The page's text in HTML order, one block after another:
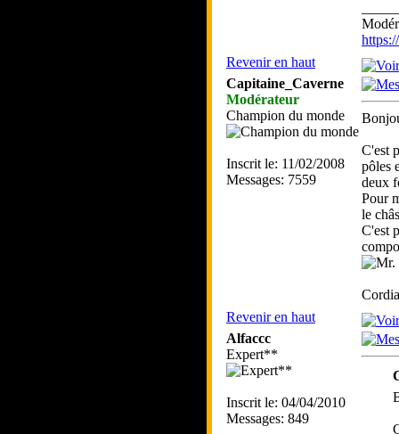
Revenir en haut
Capitaine_Caverne
Modérateur
Champion du monde
Inscrit le: 11/02/2008
Messages: 7559
C'est
pôles
deux
Pour
le
C'est
Revenir en haut
Alfaccc
Expert**
Inscrit le: 04/04/2010
Messages: 849